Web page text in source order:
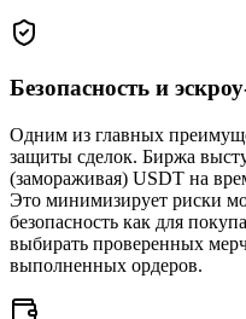
Безопасность и
Одним из главных
защиты сделок. Биржа
(замораживая) USDT на
Это минимизирует риски
безопасность как для
выбирать проверенных
выполненных ордеров.